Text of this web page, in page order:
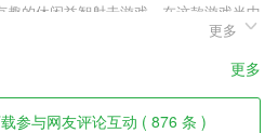
的休闲益智射击游戏，在这款游戏当中
他射出的箭将会沿着我们画线的轨迹射出
中的箭和我们的手指来消灭全部的敌
试吧。
色
更多
更多
参与网友评论互动 ( 876 条 )